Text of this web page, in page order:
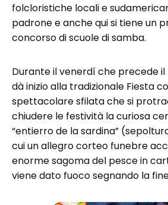
folcloristiche locali e
padrone e anche qui si tiene un
concorso di scuole di samba.
Durante il venerdí che precede
dà inizio alla tradizionale Fiesta
spettacolare sfilata che si
chiudere le festività la curiosa
“entierro de la sardina”
cui un allegro corteo funebre
enorme sagoma del pesce in
viene dato fuoco segnando la